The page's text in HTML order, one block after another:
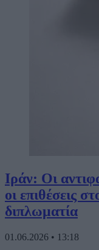
Ιράν: Οι
οι επιθέσεις
διπλωματία
01.06.2026 • 13:18